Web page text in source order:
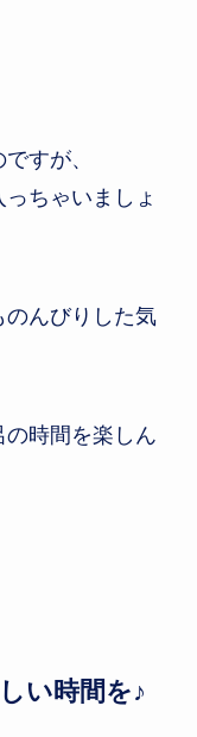
すが、
ちゃいましょ
のんびりした気
時間を楽しん
い時間を♪